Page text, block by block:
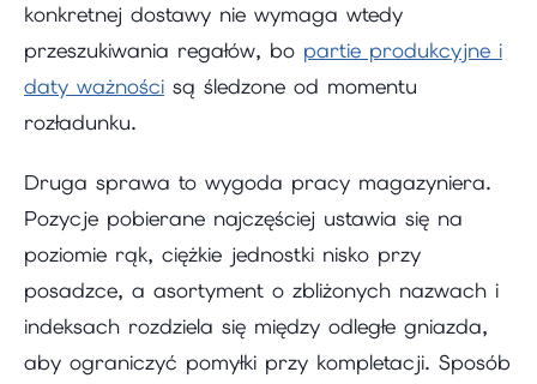
konkretnej dostawy nie wymaga wtedy
przeszukiwania regałów, bo partie produkcyjne i
daty ważności są śledzone od momentu
rozładunku.
Druga sprawa to wygoda pracy magazyniera.
Pozycje pobierane najczęściej ustawia się na
poziomie rąk, ciężkie jednostki nisko przy
posadzce, a asortyment o zbliżonych nazwach i
indeksach rozdziela się między odległe gniazda,
aby ograniczyć pomyłki przy kompletacji. Sposób